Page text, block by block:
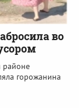
во
районе
горожанина